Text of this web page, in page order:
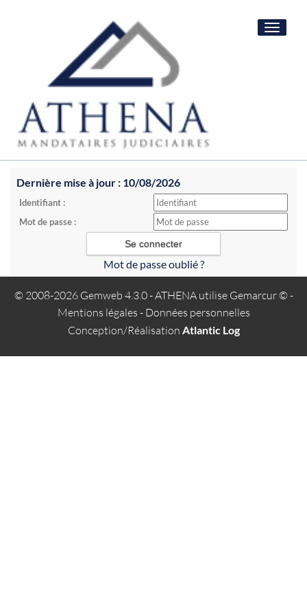
Toggle
Dernière mise à jour : 10/08/2026
Identifiant :
Mot de passe :
Mot de passe oublié ?
© 2008-2026 Gemweb 4.3.0- ATHENA utilise Gemarcur ©-
Mentions légales - Données personnelles
Conception/Réalisation Atlantic Log